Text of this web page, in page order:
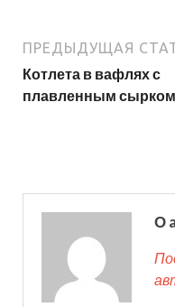
ПРЕДЫДУЩАЯ
Котлета в вафлях с
плавленным сырком
О